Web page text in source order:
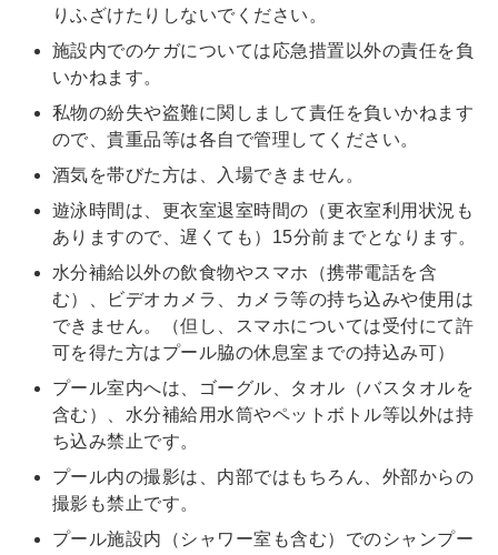
りふざけたりしないでください。
施設内でのケガについては応急措置以外の責任を負
いかねます。
私物の紛失や盗難に関しまして責任を負いかねます
ので、貴重品等は各自で管理してください。
酒気を帯びた方は、入場できません。
遊泳時間は、更衣室退室時間の（更衣室利用状況も
ありますので、遅くても）15分前までとなります。
水分補給以外の飲食物やスマホ（携帯電話を含
む）、ビデオカメラ、カメラ等の持ち込みや使用は
できません。（但し、スマホについては受付にて許
可を得た方はプール脇の休息室までの持込み可）
プール室内へは、ゴーグル、タオル（バスタオルを
含む）、水分補給用水筒やペットボトル等以外は持
ち込み禁止です。
プール内の撮影は、内部ではもちろん、外部からの
撮影も禁止です。
プール施設内（シャワー室も含む）でのシャンプー